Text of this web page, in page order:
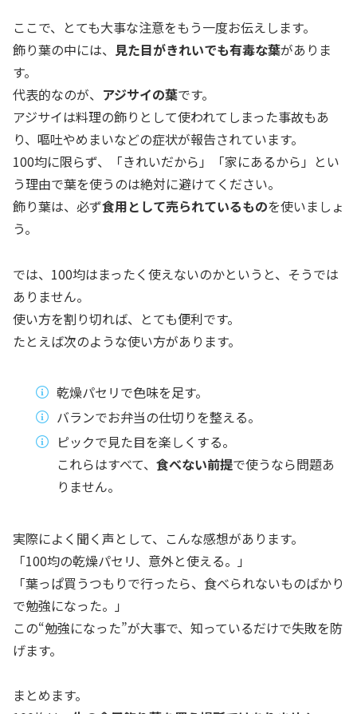
ここで、とても大事な注意をもう一度お伝えします。
飾り葉の中には、 見た目がきれいでも有毒な葉がありま
す。
代表的なのが、 アジサイの葉です。
アジサイは料理の飾りとして使われてしまった事故もあ
り、嘔吐やめまいなどの症状が報告されています。
100均に限らず、「きれいだから」「家にあるから」とい
う理由で葉を使うのは絶対に避けてください。
飾り葉は、必ず食用として売られているものを使いましょ
う。
では、100均はまったく使えないのかというと、そうでは
ありません。
使い方を割り切れば、とても便利です。
たとえば次のような使い方があります。
乾燥パセリで色味を足す。
バランでお弁当の仕切りを整える。
ピックで見た目を楽しくする。
これらはすべて、 食べない前提で使うなら問題あ
りません。
実際によく聞く声として、こんな感想があります。
「100均の乾燥パセリ、意外と使える。」
「葉っぱ買うつもりで行ったら、食べられないものばかり
で勉強になった。」
この“勉強になった”が大事で、知っているだけで失敗を防
げます。
まとめます。